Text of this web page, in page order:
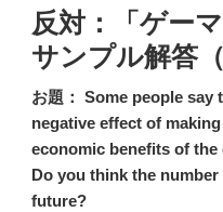
反対：「ゲー
サンプル解答（
お題： Some people say
negative effect of
economic benefits of
Do you think the
future?